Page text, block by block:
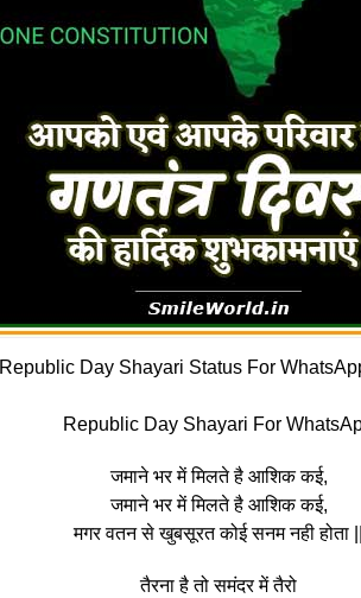
Republic Day Shayari Status For
Republic Day Shayari For
जमाने भर में मिलते है आशिक कई,
जमाने भर में मिलते है आशिक कई,
मगर वतन से खुबसूरत कोई सनम नही होता ||
तैरना है तो समंदर में तैरो